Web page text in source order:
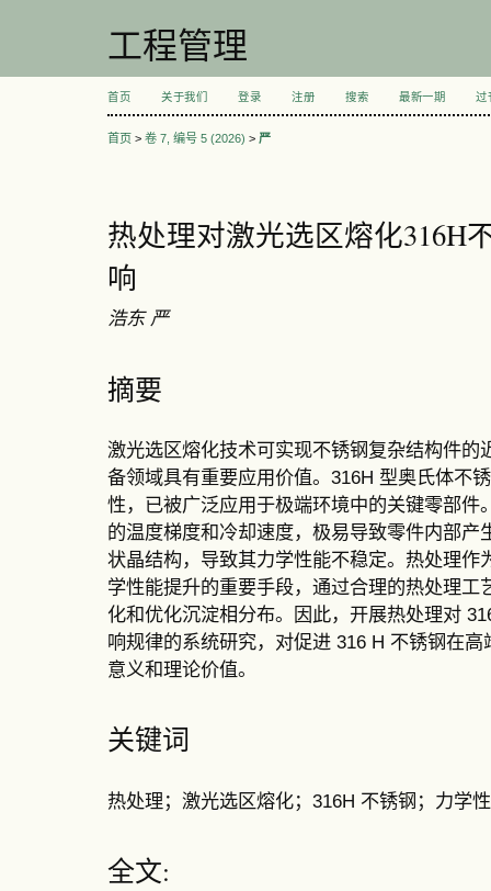
工程管理
首页 关于我们 登录 注册 搜索 最新一期 过
首页 > 卷 7, 编号 5 (2026) > 严
热处理对激光选区熔化316H
响
浩东 严
摘要
激光选区熔化技术可实现不锈钢复杂结构件的
备领域具有重要应用价值。316H 型奥氏体不
性，已被广泛应用于极端环境中的关键零部件
的温度梯度和冷却速度，极易导致零件内部
状晶结构，导致其力学性能不稳定。热处理作
学性能提升的重要手段，通过合理的热处理
化和优化沉淀相分布。因此，开展热处理对
响规律的系统研究，对促进 316 H 不锈钢在
意义和理论价值。
关键词
热处理；激光选区熔化；316H 不锈钢；力学
全文: